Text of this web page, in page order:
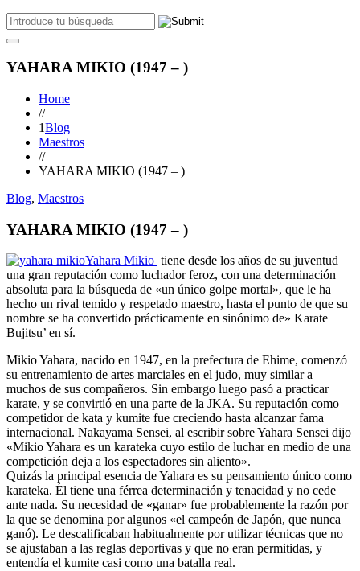
YAHARA MIKIO (1947 – )
Home
//
1Blog
Maestros
//
YAHARA MIKIO (1947 – )
Blog, Maestros
YAHARA MIKIO (1947 – )
Yahara Mikio tiene desde los años de su juventud
una gran reputación como luchador feroz, con una determinación
absoluta para la búsqueda de «un único golpe mortal», que le ha
hecho un rival temido y respetado maestro, hasta el punto de que su
nombre se ha convertido prácticamente en sinónimo de» Karate
Bujitsu’ en sí.
Mikio Yahara, nacido en 1947, en la prefectura de Ehime, comenzó
su entrenamiento de artes marciales en el judo, muy similar a
muchos de sus compañeros. Sin embargo luego pasó a practicar
karate, y se convirtió en una parte de la JKA. Su reputación como
competidor de kata y kumite fue creciendo hasta alcanzar fama
internacional. Nakayama Sensei, al escribir sobre Yahara Sensei dijo
«Mikio Yahara es un karateka cuyo estilo de luchar en medio de una
competición deja a los espectadores sin aliento».
Quizás la principal esencia de Yahara es su pensamiento único como
karateka. Él tiene una férrea determinación y tenacidad y no cede
ante nada. Su necesidad de «ganar» fue probablemente la razón por
la que se denomina por algunos «el campeón de Japón, que nunca
ganó). Le descalificaban habitualmente por utilizar técnicas que no
se ajustaban a las reglas deportivas y que no eran permitidas, y
entendía el kumite casi como una batalla real.